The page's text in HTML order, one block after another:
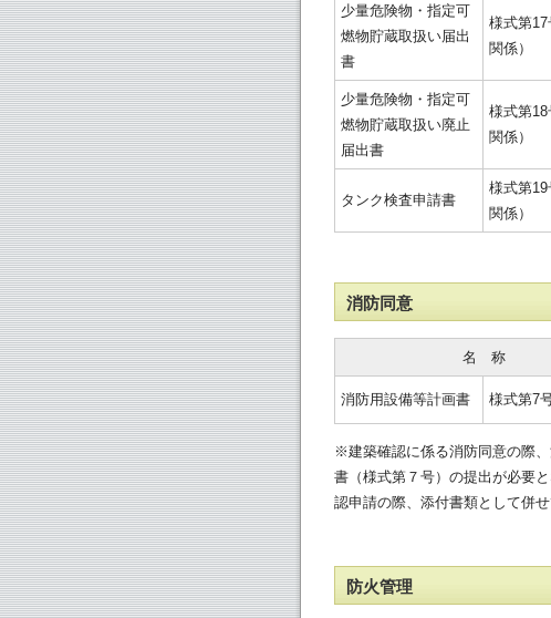
少量危険物・指定可
燃物貯蔵取扱い届出
書
様式第17
関係）
少量危険物・指定可
燃物貯蔵取扱い廃止
届出書
様式第18
関係）
タンク検査申請書
様式第19
関係）
消防同意
名　称
消防用設備等計画書 様式第7
※建築確認に係る消防同意の際
書（様式第７号）の提出が必要
認申請の際、添付書類として併
防火管理